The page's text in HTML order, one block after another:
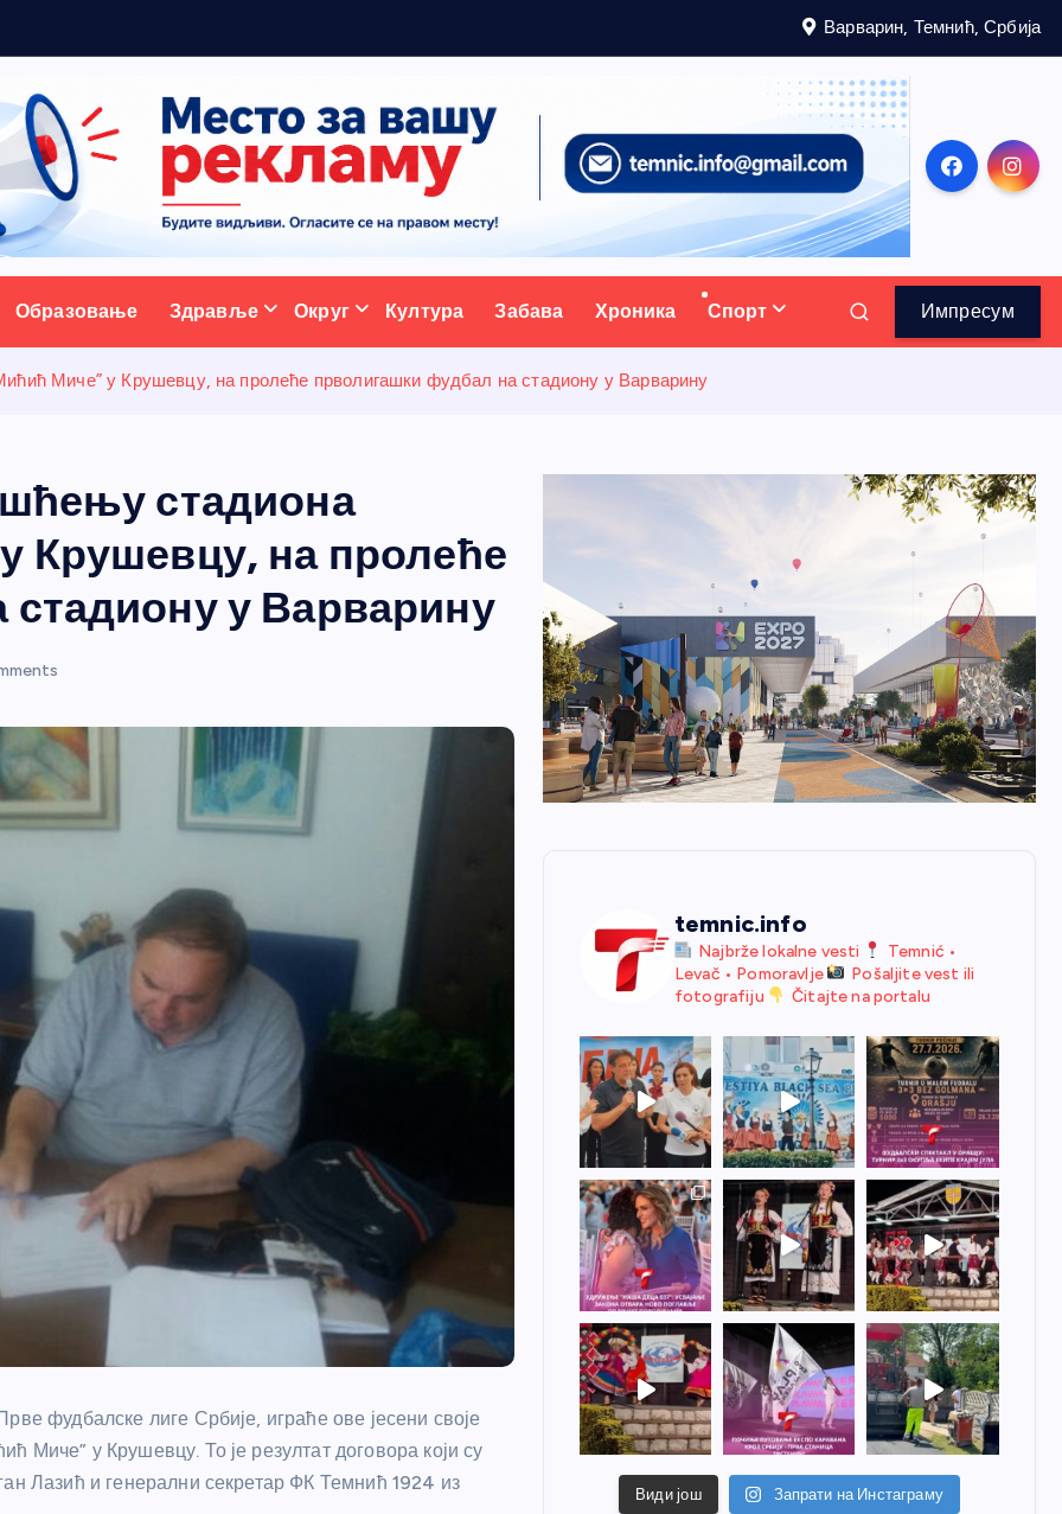
Варварин, Темнић, Србија
портал
Образовање Здравље Округ Култура Забава Хроника Спорт Импресум
Миче” у Крушевцу, на пролеће прволигашки фудбал на стадиону у Варварину
стадиона
Крушевцу, на пролеће
у Варварину
фудбалске лиге Србије, играће ове јесени своје
Миче” у Крушевцу. То је резултат договора који су
Лазић и генерални секретар ФК Темнић 1924 из
temnic.info
Najbrže lokalne vesti
Temnić •
Levač • Pomoravlje
Pošaljite vest ili
fotografiju
Čitajte na portalu
Види још Запрати на Инстаграму